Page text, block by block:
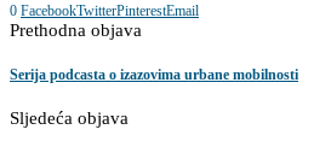
0 FacebookTwitterPinterestEmail
Prethodna objava
Serija podcasta o izazovima urbane mobilnosti
Sljedeća objava